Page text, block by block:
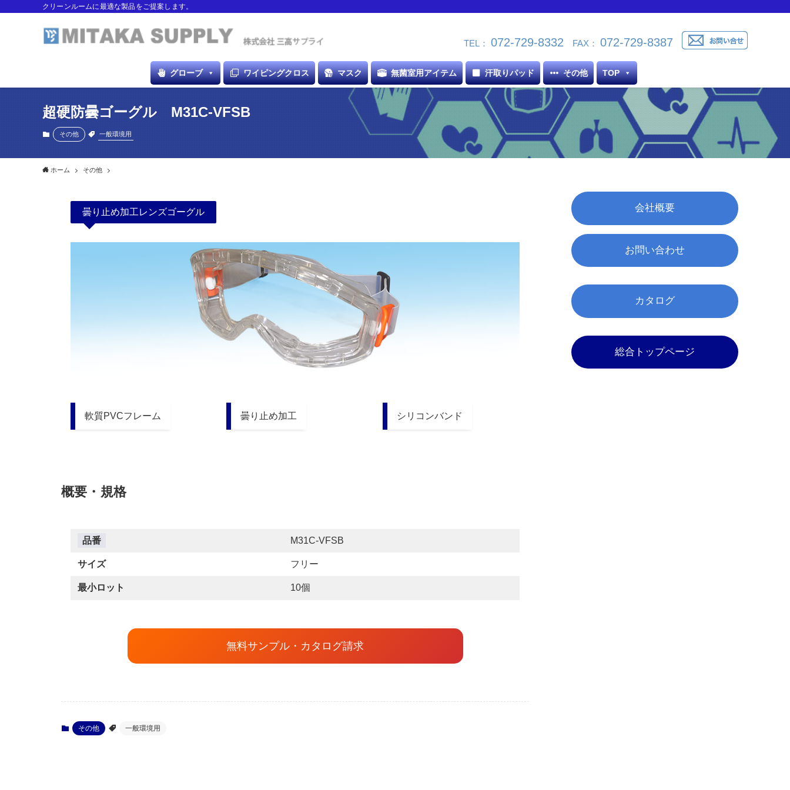
クリーンルームに最適な製品をご提案します。
グローブ ワイピングクロス マスク 無菌室用アイテム 汗取りパッド その他 TOP
TEL： 072-729-8332 FAX： 072-729-8387
超硬防曇ゴーグル M31C-VFSB
その他 一般環境用
ホーム その他
曇り止め加工レンズゴーグル
軟質PVCフレーム 曇り止め加工 シリコンバンド
概要・規格
品番 M31C-VFSB
サイズ フリー
最小ロット 10個
無料サンプル・カタログ請求
その他 一般環境用
会社概要
お問い合わせ
カタログ
総合トップページ